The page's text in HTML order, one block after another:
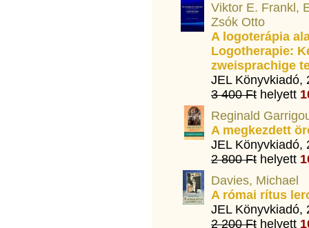
Viktor E. Frankl,
Zsók Otto
A logoterápia
Logotherapie:
zweisprachige
JEL Könyvkiadó,
3 400 Ft helyett
Reginald
A megkezdett
JEL Könyvkiadó,
2 800 Ft helyett
Davies, Michael
A római rítus
JEL Könyvkiadó,
2 200 Ft helyett